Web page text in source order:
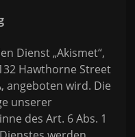
Dienst „Akismet“,
Hawthorne Street
angeboten wird. Die
unserer
des Art. 6 Abs. 1